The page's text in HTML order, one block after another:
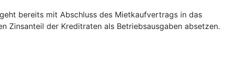
bereits mit Abschluss des Mietkaufvertrags in das
Zinsanteil der Kreditraten als Betriebsausgaben absetzen.